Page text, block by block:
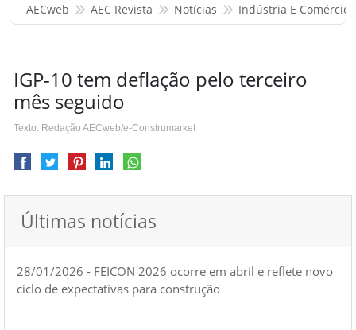
AECweb AEC Revista Notícias Indústria E Comércio
IGP-10 tem deflação pelo terceiro
mês seguido
Texto: Redação AECweb/e-Construmarket
Últimas notícias
28/01/2026 - FEICON 2026 ocorre em abril e reflete novo
ciclo de expectativas para construção